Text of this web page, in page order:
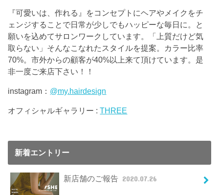
『可愛いは、作れる』をコンセプトにヘアやメイクをチ
ェンジすることで日常が少しでもハッピーな毎日に。と
願いを込めてサロンワークしています。「上質だけど気
取らない」そんなこなれたスタイルを提案。カラー比率
70%。市外からの顧客が40%以上来て頂けています。是
非一度ご来店下さい！！
instagram： @my.hairdesign
オフィシャルギャラリー :THREE
新着エントリー
新店舗のご報告 2020.07.26